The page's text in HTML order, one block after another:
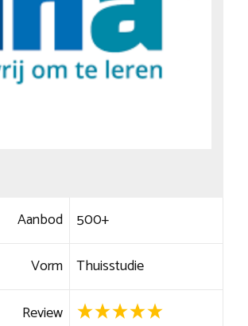
Aanbod 500+
Vorm Thuisstudie
Review